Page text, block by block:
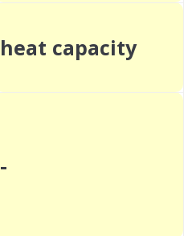
heat capacity
-